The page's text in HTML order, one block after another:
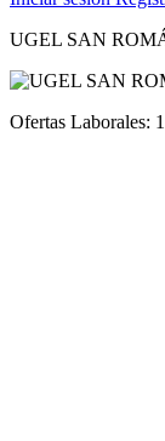
UGEL SAN
Ofertas Laborales: